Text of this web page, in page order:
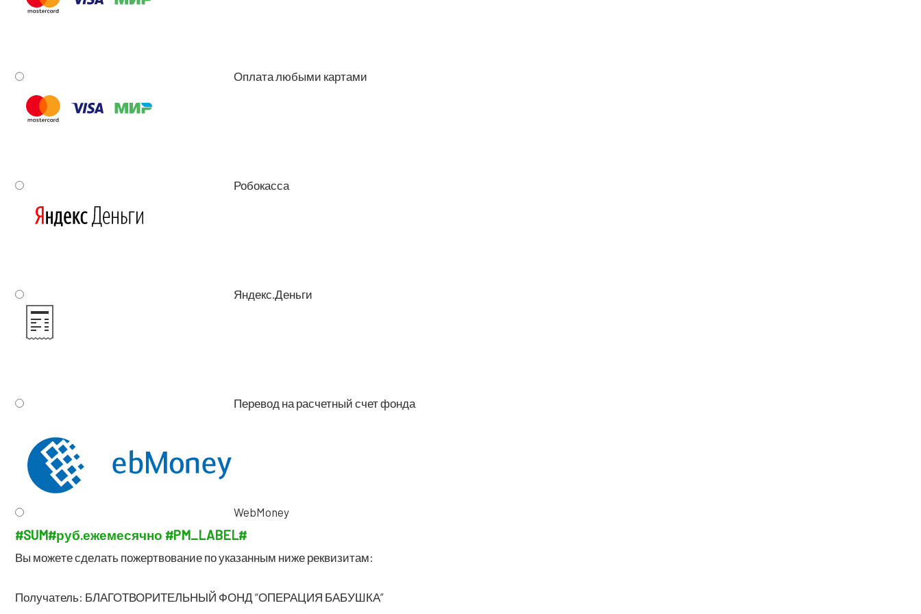
Опла­та любы­ми картами
Робо­кас­са
Яндекс.Деньги
Пере­вод на рас­чет­ный счет фонда
WebMoney
#SUM#руб.еже­ме­сяч­но #PM_LABEL#
Вы може­те сде­лать пожерт­во­ва­ние по ука­зан­ным ниже реквизитам:
Полу­ча­тель: БЛАГОТВОРИТЕЛЬНЫЙ ФОНД “ОПЕРАЦИЯ БАБУШКА”